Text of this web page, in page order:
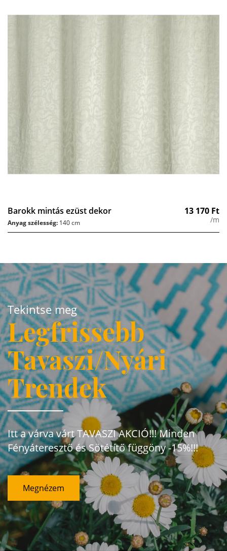
Barokk mintás ezüst dekor 13 170 Ft
/m
Anyag szélesség: 140 cm
Tekintse meg
Legfrissebb
Tavaszi/Nyári
Trendek
Itt a várva várt TAVASZI AKCIÓ!!! Minden
Fényáteresztő és Sötétítő függöny -15%!!!
Megnézem